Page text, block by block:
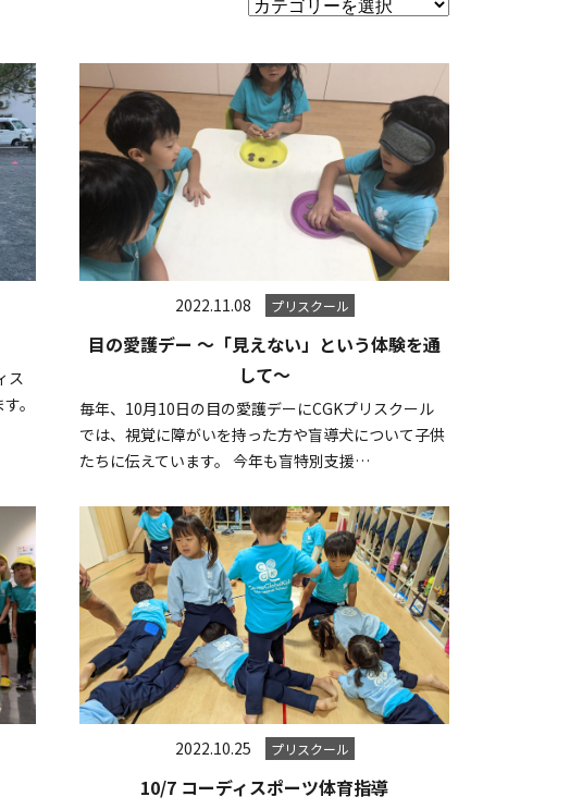
ス
。
2022.11.08 プリスクール
目の愛護デー ～「見えない」という体験を通
して～
毎年、10月10日の目の愛護デーにCGKプリスクール
では、視覚に障がいを持った方や盲導犬について子供
たちに伝えています。 今年も盲特別支援…
2022.10.25 プリスクール
10/7 コーディスポーツ体育指導